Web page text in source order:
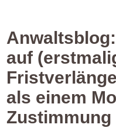
auf
als einem
Zustimmung